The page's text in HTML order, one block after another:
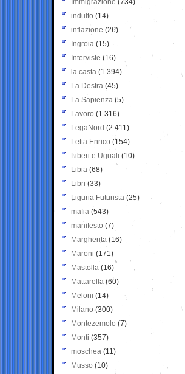
Immigrazione (734)
indulto (14)
inflazione (26)
Ingroia (15)
Interviste (16)
la casta (1.394)
La Destra (45)
La Sapienza (5)
Lavoro (1.316)
LegaNord (2.411)
Letta Enrico (154)
Liberi e Uguali (10)
Libia (68)
Libri (33)
Liguria Futurista (25)
mafia (543)
manifesto (7)
Margherita (16)
Maroni (171)
Mastella (16)
Mattarella (60)
Meloni (14)
Milano (300)
Montezemolo (7)
Monti (357)
moschea (11)
Musso (10)